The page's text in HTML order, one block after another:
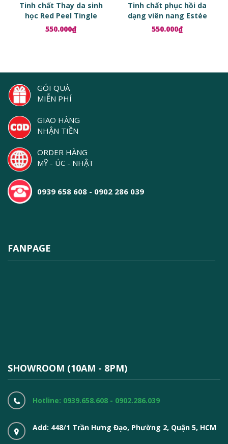
Tinh chất Thay da sinh
học Red Peel Tingle
Serum
550.000₫
Tinh chất phục hồi da
dạng viên nang Estée
Lauder Advanced Night
Repair Ampoules
550.000₫
GÓI QUÀ
MIỄN PHÍ
GIAO HÀNG
NHẬN TIỀN
ORDER HÀNG
MỸ - ÚC - NHẬT
0939 658 608 - 0902 286 039
FANPAGE
SHOWROOM (10AM - 8PM)
Hotline: 0939.658.608 - 0902.286.039
Add: 448/1 Trần Hưng Đạo, Phường 2, Quận 5, HCM